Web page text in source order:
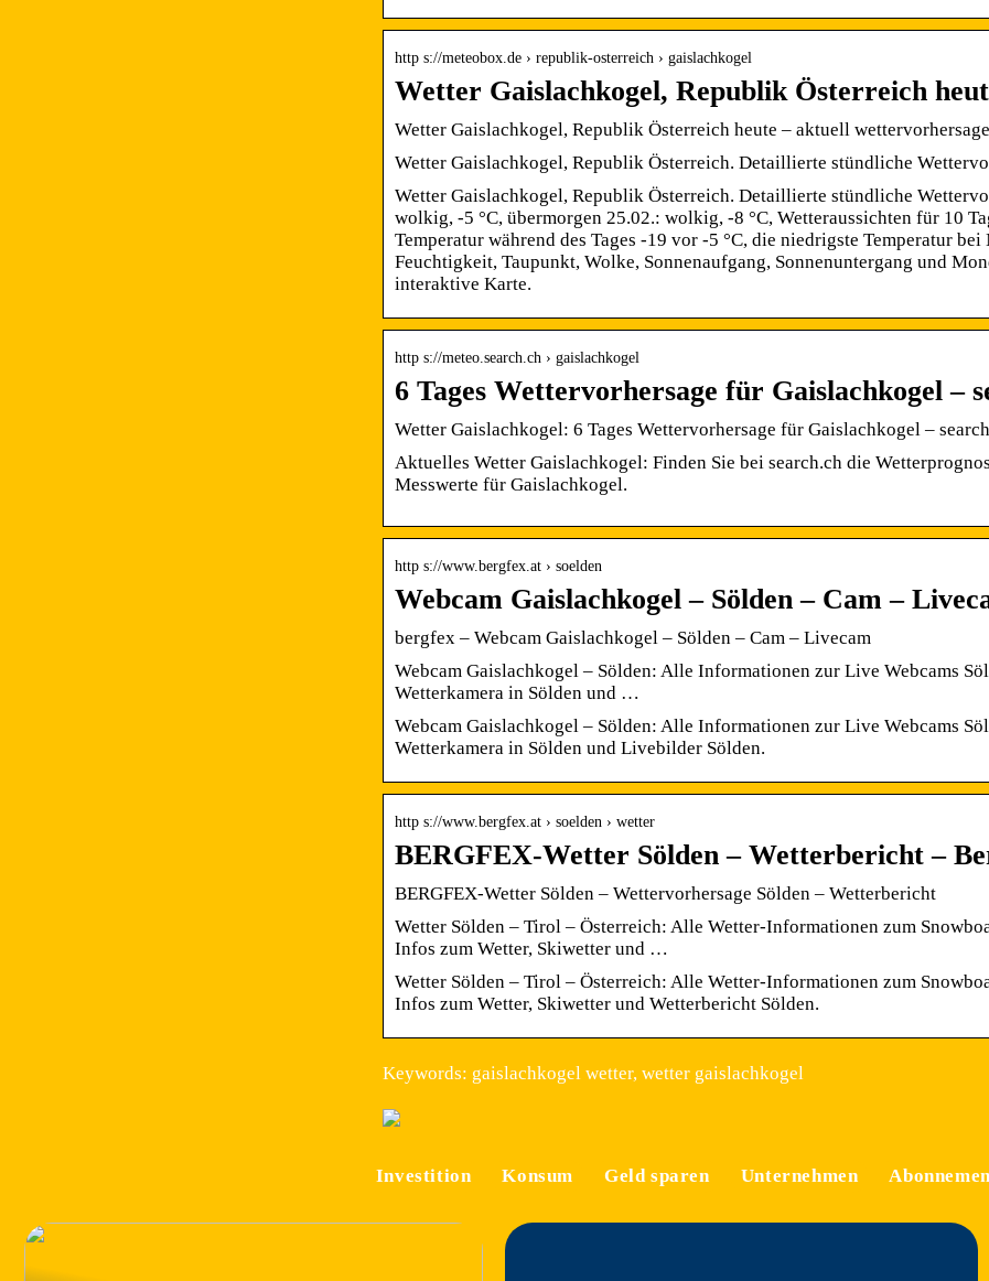
http s://meteobox.de › republik-osterreich › gaislachkogel
Wetter Gaislachkogel, Republik Österreich
Wetter Gaislachkogel, Republik Österreich heute – aktuell
Wetter Gaislachkogel, Republik Österreich. Detaillierte stündliche
Wetter Gaislachkogel, Republik Österreich. Detaillierte stündliche
wolkig, -5 °C, übermorgen 25.02.: wolkig, -8 °C, Wetteraussichten für 10
Temperatur während des Tages -19 vor -5 °C, die niedrigste Temperatur
Feuchtigkeit, Taupunkt, Wolke, Sonnenaufgang, Sonnenuntergang und
interaktive Karte.
http s://meteo.search.ch › gaislachkogel
6 Tages Wettervorhersage für Gaislachkogel –
Wetter Gaislachkogel: 6 Tages Wettervorhersage für Gaislachkogel –
Aktuelles Wetter Gaislachkogel: Finden Sie bei search.ch die
Messwerte für Gaislachkogel.
http s://www.bergfex.at › soelden
Webcam Gaislachkogel – Sölden – Cam –
bergfex – Webcam Gaislachkogel – Sölden – Cam – Livecam
Webcam Gaislachkogel – Sölden: Alle Informationen zur Live Webcams
Wetterkamera in Sölden und …
Webcam Gaislachkogel – Sölden: Alle Informationen zur Live Webcams
Wetterkamera in Sölden und Livebilder Sölden.
http s://www.bergfex.at › soelden › wetter
BERGFEX-Wetter Sölden – Wetterbericht –
BERGFEX-Wetter Sölden – Wettervorhersage Sölden – Wetterbericht
Wetter Sölden – Tirol – Österreich: Alle Wetter-Informationen zum
Infos zum Wetter, Skiwetter und …
Wetter Sölden – Tirol – Österreich: Alle Wetter-Informationen zum
Infos zum Wetter, Skiwetter und Wetterbericht Sölden.
Keywords: gaislachkogel wetter, wetter gaislachkogel
Investition Konsum Geld sparen Unternehmen